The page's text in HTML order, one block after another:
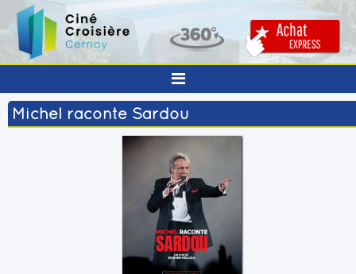
Michel raconte Sardou